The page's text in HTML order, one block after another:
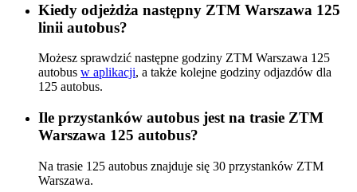
Kiedy odjeżdża następny ZTM Warszawa 125
linii autobus?
Możesz sprawdzić następne godziny ZTM Warszawa 125
autobus w aplikacji, a także kolejne godziny odjazdów dla
125 autobus.
Ile przystanków autobus jest na trasie ZTM
Warszawa 125 autobus?
Na trasie 125 autobus znajduje się 30 przystanków ZTM
Warszawa.